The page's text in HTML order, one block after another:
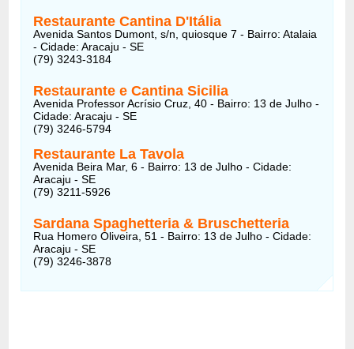
Restaurante Cantina D'Itália
Avenida Santos Dumont, s/n, quiosque 7 - Bairro: Atalaia
- Cidade: Aracaju - SE
(79) 3243-3184
Restaurante e Cantina Sicilia
Avenida Professor Acrísio Cruz, 40 - Bairro: 13 de Julho -
Cidade: Aracaju - SE
(79) 3246-5794
Restaurante La Tavola
Avenida Beira Mar, 6 - Bairro: 13 de Julho - Cidade:
Aracaju - SE
(79) 3211-5926
Sardana Spaghetteria & Bruschetteria
Rua Homero Oliveira, 51 - Bairro: 13 de Julho - Cidade:
Aracaju - SE
(79) 3246-3878